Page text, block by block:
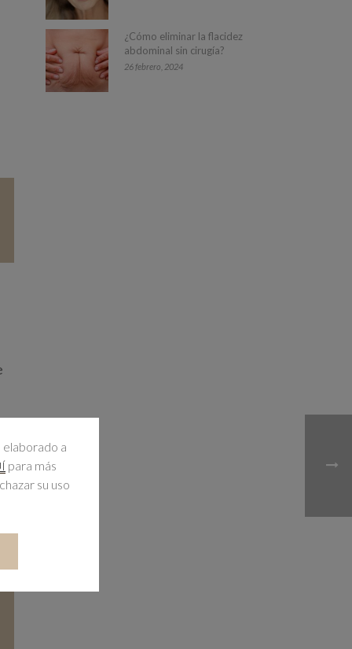
¿Cómo eliminar la flacidez
abdominal sin cirugía?
26 febrero, 2024
a
para más
su uso